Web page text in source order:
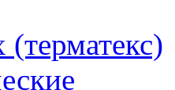
(терматекс)